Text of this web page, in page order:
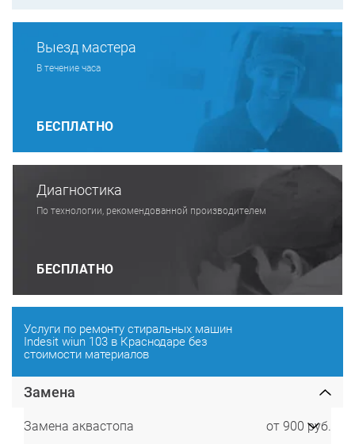
Выезд мастера
В течение часа
БЕСПЛАТНО
Диагностика
По технологии, рекомендованной производителем
БЕСПЛАТНО
Услуги по ремонту стиральных машин
Indesit wiun 103 в Краснодаре без
стоимости материалов
Замена
Замена аквастопа от 900 руб.